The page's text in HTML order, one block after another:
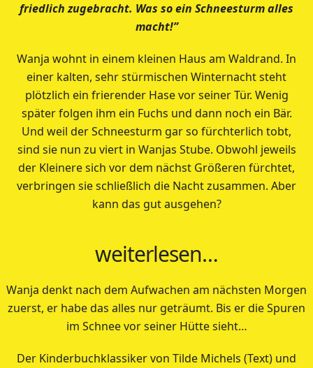
friedlich zugebracht. Was so ein Schneesturm alles
macht!”
Wanja wohnt in einem kleinen Haus am Waldrand. In
einer kalten, sehr stürmischen Winternacht steht
plötzlich ein frierender Hase vor seiner Tür. Wenig
später folgen ihm ein Fuchs und dann noch ein Bär.
Und weil der Schneesturm gar so fürchterlich tobt,
sind sie nun zu viert in Wanjas Stube. Obwohl jeweils
der Kleinere sich vor dem nächst Größeren fürchtet,
verbringen sie schließlich die Nacht zusammen. Aber
kann das gut ausgehen?
weiterlesen…
Wanja denkt nach dem Aufwachen am nächsten Morgen
zuerst, er habe das alles nur geträumt. Bis er die Spuren
im Schnee vor seiner Hütte sieht…
Der Kinderbuchklassiker von Tilde Michels (Text) und